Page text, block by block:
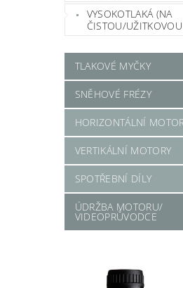
VYSOKOTLAKÁ (NA
ČISTOU/
TLAKOVÉ MYČKY
SNĚHOVÉ FRÉZY
HORIZONTÁLNÍ
VERTIKÁLNÍ MOTORY
SPOTŘEBNÍ DÍLY
ÚDRŽBA MOTORU/
VIDEOPRŮVODCE